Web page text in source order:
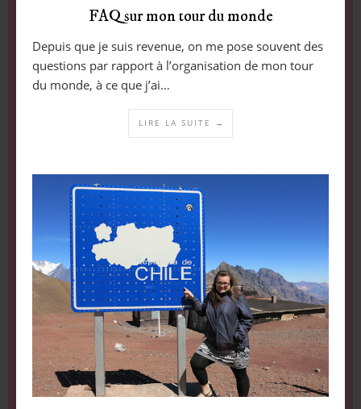
FAQ sur mon tour du monde
Depuis que je suis revenue, on me pose souvent des
questions par rapport à l’organisation de mon tour
du monde, à ce que j’ai…
LIRE LA SUITE →